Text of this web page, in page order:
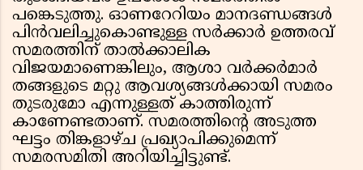
പങ്കെടുത്തു. ഓണറേറിയം മാനദണ്ഡങ്ങൾ
പിൻവലിച്ചുകൊണ്ടുള്ള സർക്കാർ ഉത്തരവ്
സമരത്തിന് താൽക്കാലിക
വിജയമാണെങ്കിലും, ആശാ വർക്കർമാർ
തങ്ങളുടെ മറ്റു ആവശ്യങ്ങൾക്കായി സമരം
തുടരുമോ എന്നുള്ളത് കാത്തിരുന്ന്
കാണേണ്ടതാണ്. സമരത്തിൻ്റെ അടുത്ത
ഘട്ടം തിങ്കളാഴ്ച പ്രഖ്യാപിക്കുമെന്ന്
സമരസമിതി അറിയിച്ചിട്ടുണ്ട്.